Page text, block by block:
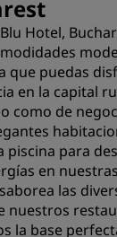
Hotel,
que puedas
en la capital
como de
piscina para
en
las
nuestros
la base